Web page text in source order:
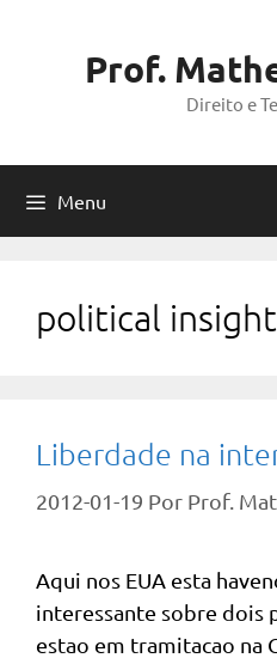
Prof.
Direito e
Menu
political insight
Liberdade na
2012-01-19 Por Prof.
Aqui nos EUA esta
interessante sobre dois
estao em tramitacao na